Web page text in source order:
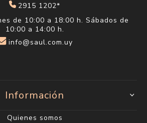
2915 1202*
de 10:00 a 18:00 h. Sábados de
10:00 a 14:00 h.
info@saul.com.uy
Información
Quienes somos